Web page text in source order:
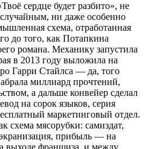
сердце будет разбито», не
ни даже особенно
схема, отработанная
до того, как Потапкина
романа. Механику запустила
в 2013 году выложила на
Гарри Стайлса — да, того
миллиард прочтений,
а дальше конвейер сделал
на сорок языков, серия
маркетинговый отдел.
схема мясорубки: самиздат,
прибыль — на
выходе франшиза, и между